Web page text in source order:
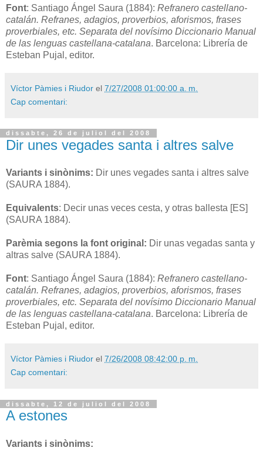
Font: Santiago Ángel Saura (1884): Refranero castellano-
catalán. Refranes, adagios, proverbios, aforismos, frases
proverbiales, etc. Separata del novísimo Diccionario Manual
de las lenguas castellana-catalana. Barcelona: Librería de
Esteban Pujal, editor.
Víctor Pàmies i Riudor el 7/27/2008 01:00:00 a. m.
Cap comentari:
dissabte, 26 de juliol del 2008
Dir unes vegades santa i altres salve
Variants i sinònims: Dir unes vegades santa i altres salve
(SAURA 1884).
Equivalents: Decir unas veces cesta, y otras ballesta [ES]
(SAURA 1884).
Parèmia segons la font original: Dir unas vegadas santa y
altras salve (SAURA 1884).
Font: Santiago Ángel Saura (1884): Refranero castellano-
catalán. Refranes, adagios, proverbios, aforismos, frases
proverbiales, etc. Separata del novísimo Diccionario Manual
de las lenguas castellana-catalana. Barcelona: Librería de
Esteban Pujal, editor.
Víctor Pàmies i Riudor el 7/26/2008 08:42:00 p. m.
Cap comentari:
dissabte, 12 de juliol del 2008
A estones
Variants i sinònims: